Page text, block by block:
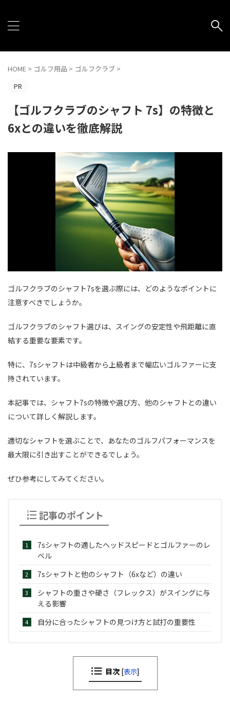
HOME > ゴルフ用品 > ゴルフクラブ >
PR
【ゴルフクラブのシャフト 7s】の特徴と
6xとの違いを徹底解説
ゴルフクラブのシャフト7sを選ぶ際には、どのようなポイントに
注意すべきでしょうか。
ゴルフクラブのシャフト選びは、スイングの安定性や飛距離に直
結する重要な要素です。
特に、7sシャフトは中級者から上級者まで幅広いゴルファーに支
持されています。
本記事では、シャフト7sの特徴や選び方、他のシャフトとの違い
について詳しく解説します。
適切なシャフトを選ぶことで、あなたのゴルフパフォーマンスを
最大限に引き出すことができるでしょう。
ぜひ参考にしてみてください。
記事のポイント
7sシャフトの適したヘッドスピードとゴルファーのレ
ベル
7sシャフトと他のシャフト（6xなど）の違い
シャフトの重さや硬さ（フレックス）がスイングに与
える影響
自分に合ったシャフトの見つけ方と試打の重要性
目次 [表示]